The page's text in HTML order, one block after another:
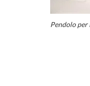
Pendolo per